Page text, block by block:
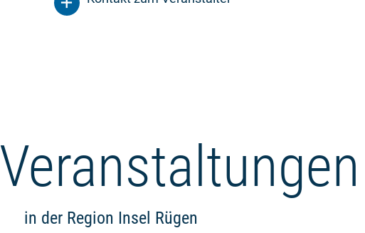
Veranstaltungen
in der Region Insel Rügen